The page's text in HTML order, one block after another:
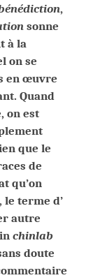
,
sonne
à la
on se
en œuvre
Quand
on est
que le
de
qu’on
terme d’
autre
chinlab
doute